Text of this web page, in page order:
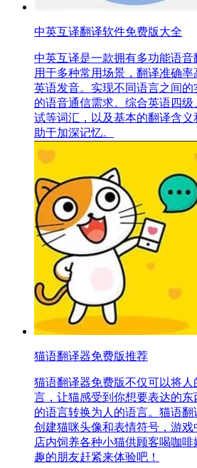
中英互译翻译软件免费版大全
中英互译是一款拥有多功能语
用于多种常用场景，翻译准确
英语发音。实现不同语言之间
的语音通信需求。综合英语四
试等词汇，以及基本的翻译含
助于加深记忆。
猫语翻译器免费版推荐
猫语翻译器免费版不仅可以将
言，让猫感受到你想要表达的
的语言转换为人的语言。猫语
创建猫咪头像和表情符号，游
店内饲养各种小猫供顾客喝咖
趣的朋友赶紧来体验吧！